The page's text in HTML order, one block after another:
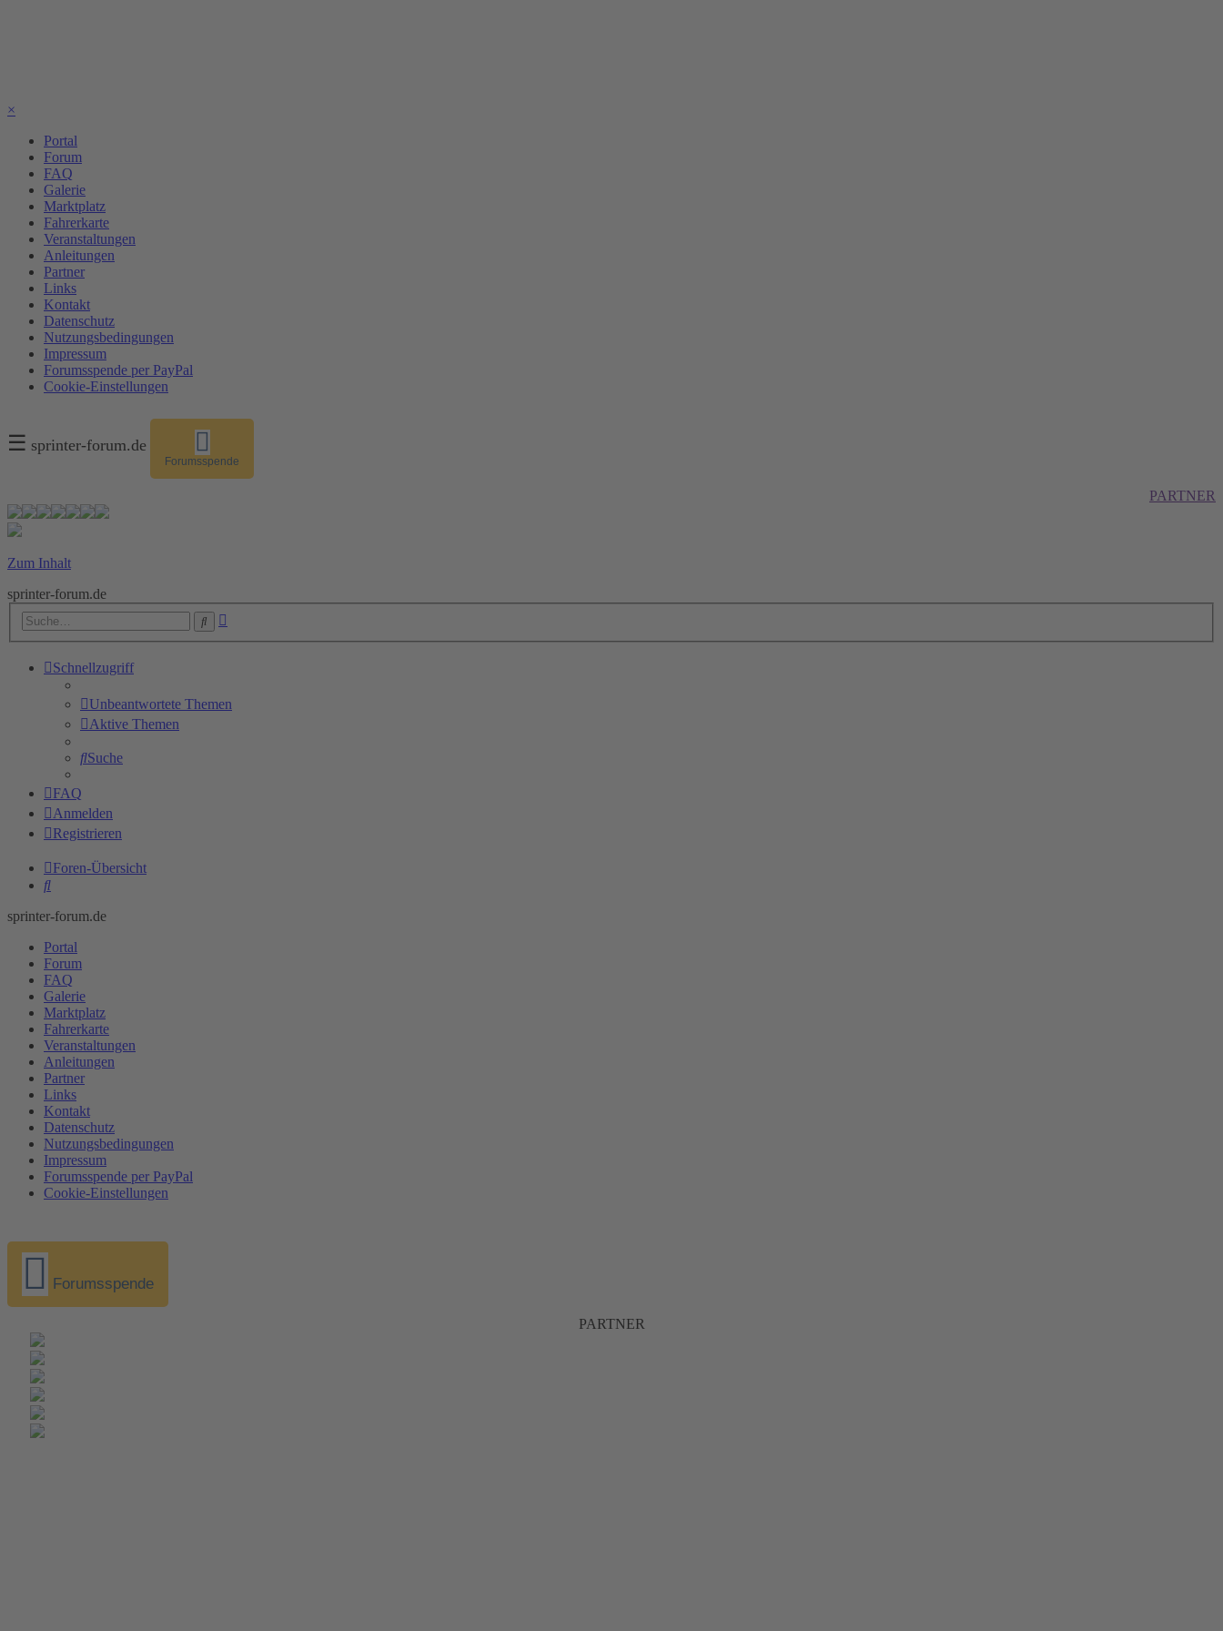
×
Portal
Forum
FAQ
Galerie
Marktplatz
Fahrerkarte
Veranstaltungen
Anleitungen
Partner
Links
Kontakt
Datenschutz
Nutzungsbedingungen
Impressum
Forumsspende per PayPal
Cookie-Einstellungen
☰ sprinter-forum.de
Forumsspende
PARTNER
Zum Inhalt
sprinter-forum.de
Suche
Schnellzugriff
Unbeantwortete Themen
Aktive Themen
Suche
FAQ
Anmelden
Registrieren
Foren-Übersicht
Suche
sprinter-forum.de
Portal
Forum
FAQ
Galerie
Marktplatz
Fahrerkarte
Veranstaltungen
Anleitungen
Partner
Links
Kontakt
Datenschutz
Nutzungsbedingungen
Impressum
Forumsspende per PayPal
Cookie-Einstellungen
Forumsspende
PARTNER